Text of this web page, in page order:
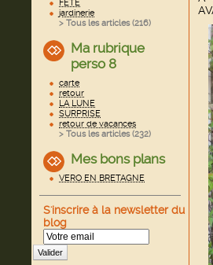
FETE
jardinerie
> Tous les articles (216)
Ma rubrique
perso 8
carte
retour
LA LUNE
SURPRISE
retour de vacances
> Tous les articles (232)
Mes bons plans
VERO EN BRETAGNE
S'inscrire à la newsletter du
blog
Valider